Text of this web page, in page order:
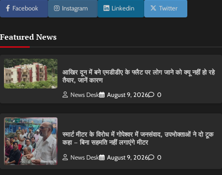
Facebook Instagram Linkedin Twitter
Featured News
आ​खिर दून में बने एमडीडीए के फ्लैट पर लोग जाने को क्यू नहीं हो रहे
तैयार, जानें कारण
News Desk August 9, 2026 0
स्मार्ट मीटर के विरोध में गोपेश्वर में जनसंवाद, उपभोक्ताओं ने दो टूक
कहा – बिना सहमति नहीं लगाएंगे मीटर
News Desk August 9, 2026 0